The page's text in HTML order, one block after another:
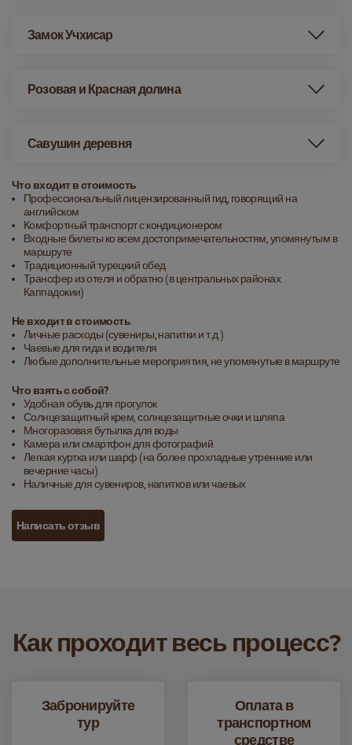
Замок Учхисар
Розовая и Красная долина
Савушин деревня
Что входит в стоимость
Профессиональный лицензированный гид, говорящий на
английском
Комфортный транспорт с кондиционером
Входные билеты ко всем достопримечательностям, упомянутым в
маршруте
Традиционный турецкий обед
Трансфер из отеля и обратно (в центральных районах
Каппадокии)
Не входит в стоимость
Личные расходы (сувениры, напитки и т.д.)
Чаевые для гида и водителя
Любые дополнительные мероприятия, не упомянутые в маршруте
Что взять с собой?
Удобная обувь для прогулок
Солнцезащитный крем, солнцезащитные очки и шляпа
Многоразовая бутылка для воды
Камера или смартфон для фотографий
Легкая куртка или шарф (на более прохладные утренние или
вечерние часы)
Наличные для сувениров, напитков или чаевых
Написать отзыв
Как проходит весь процесс?
Забронируйте
тур
Оплата в
транспортном
средстве